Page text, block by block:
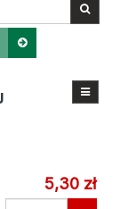
5,30 zł